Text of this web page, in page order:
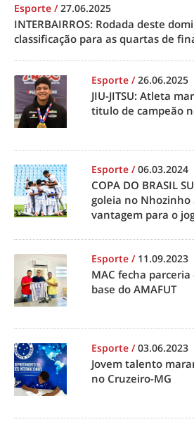
Esporte /27.06.2025
INTERBAIRROS: Rodada deste
classificação para as quartas de
Esporte /26.06.2025
JIU-JITSU: Atleta
titulo de campeão
Esporte /06.03.2024
COPA DO BRASIL
goleia no Nhozinho
vantagem para o
Esporte / 11.09.2023
MAC fecha
base do AMAFUT
Esporte /03.06.2023
Jovem talento
no Cruzeiro-MG